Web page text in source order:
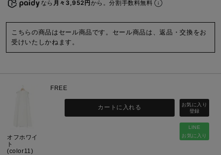
なら 月々3,952円から。分割手数料無料
こちらの商品はセール商品です。セール商品は、返品・交換をお
受けいたしかねます。
オフホワイ
ト
(color11)
FREE
LINE
お気に入り
カートに入れる